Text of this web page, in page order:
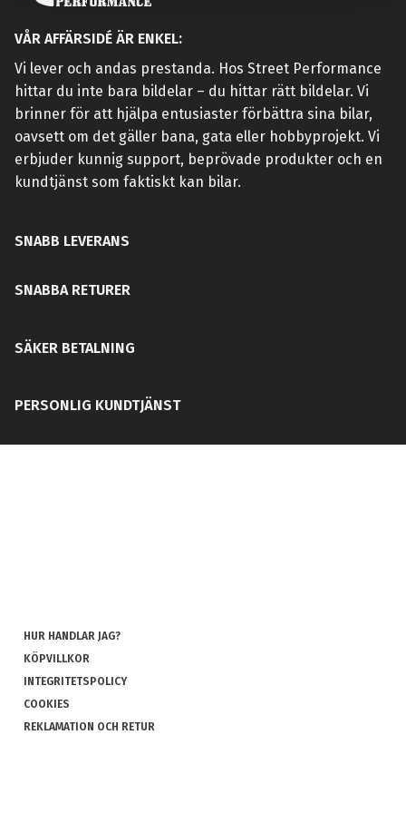
VÅR AFFÄRSIDÉ ÄR ENKEL:
Vi lever och andas prestanda. Hos Street Performance
hittar du inte bara bildelar – du hittar rätt bildelar. Vi
brinner för att hjälpa entusiaster förbättra sina bilar,
oavsett om det gäller bana, gata eller hobbyprojekt. Vi
erbjuder kunnig support, beprövade produkter och en
kundtjänst som faktiskt kan bilar.
SNABB LEVERANS
SNABBA RETURER
SÄKER BETALNING
PERSONLIG KUNDTJÄNST
HUR HANDLAR JAG?
KÖPVILLKOR
INTEGRITETSPOLICY
COOKIES
REKLAMATION OCH RETUR